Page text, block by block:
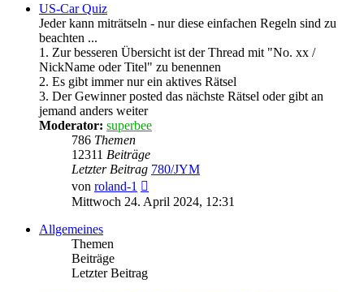
US-Car Quiz
Jeder kann miträtseln - nur diese einfachen Regeln sind zu
beachten ...
1. Zur besseren Übersicht ist der Thread mit "No. xx /
NickName oder Titel" zu benennen
2. Es gibt immer nur ein aktives Rätsel
3. Der Gewinner posted das nächste Rätsel oder gibt an
jemand anders weiter
Moderator: superbee
786 Themen
12311 Beiträge
Letzter Beitrag 780/JYM
von roland-1
Beitrag
Mittwoch 24. April 2024, 12:31
Allgemeines
Themen
Beiträge
Letzter Beitrag